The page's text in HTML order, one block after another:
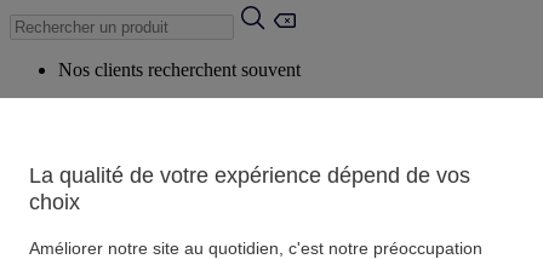
Nos clients recherchent souvent
Produits suggérés
Voir tous les produits
La qualité de votre expérience dépend de vos
choix
Améliorer notre site au quotidien, c'est notre préoccupation